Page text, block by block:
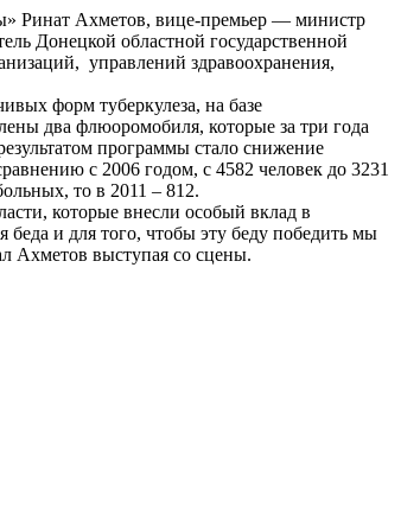
Ринат Ахметов, вице-премьер — министр
Донецкой областной государственной
управлений здравоохранения,
форм туберкулеза, на базе
два флюоромобиля, которые за три года
программы стало снижение
с 2006 годом, с 4582 человек до 3231
то в 2011 – 812.
которые внесли особый вклад в
беда и для того, чтобы эту беду победить мы
Ахметов выступая со сцены.